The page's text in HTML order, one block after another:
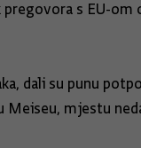
s EU-
dali su punu
Meiseu, mjestu